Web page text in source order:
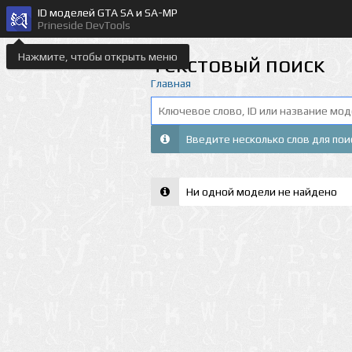
Нажмите, чтобы открыть меню
ID моделей GTA SA и SA-MP
Prineside DevTools
Текстовый поиск
Главная
Введите несколько слов для
Ни одной модели не найдено